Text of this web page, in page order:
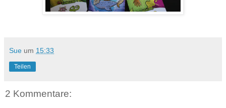
Sue um 15:33
Teilen
2 Kommentare: